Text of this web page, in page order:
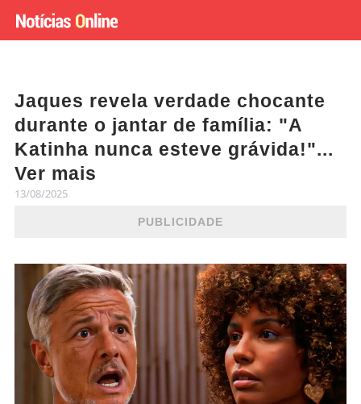
Jaques revela verdade chocante
durante o jantar de família: "A
Katinha nunca esteve grávida!"...
Ver mais
13/08/2025
PUBLICIDADE